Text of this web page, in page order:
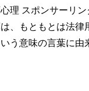
理 スポンサーリン
、もともとは法律
う意味の言葉に由